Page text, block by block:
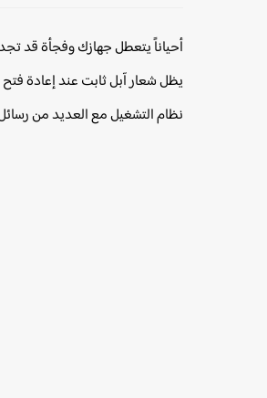
أحياناً يتعطل جهازك وفجأة قد
يظل شعار آبل ثابت عند إعادة
نظام التشغيل مع العديد من